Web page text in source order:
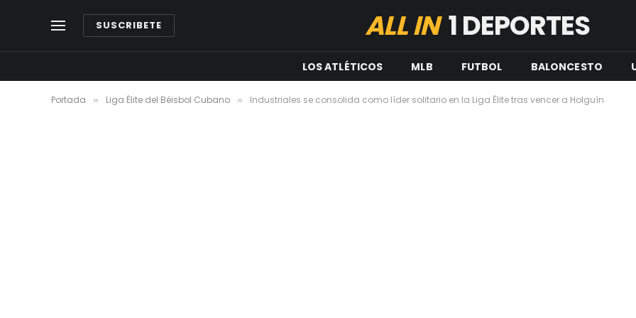
SUSCRIBETE ALL IN1 DEPORTES
LOS ATLÉTICOS MLB FUTBOL BALONCESTO
Portada » Liga Élite del Béisbol Cubano » Industriales se consolida como líder solitario en la Liga Élite tras vencer a Holguín